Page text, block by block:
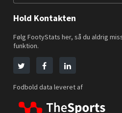
Hold Kontakten
Følg FootyStats her, så du aldrig
funktion.
Fodbold data leveret af